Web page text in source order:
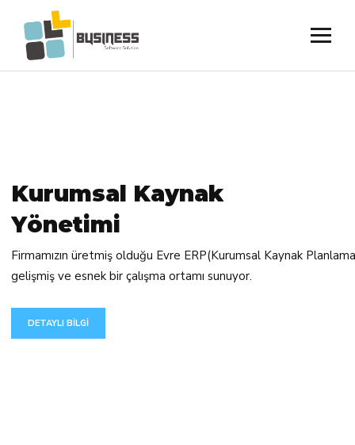
Kurumsal Kaynak
Yönetimi
Firmamızın üretmiş olduğu Evre ERP(Kurumsal Kaynak
gelişmiş ve esnek bir çalışma ortamı sunuyor.
DETAYLI BİLGİ